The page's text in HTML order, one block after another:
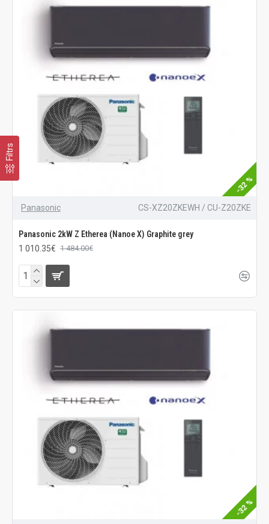
-32 %
Panasonic CS-XZ20ZKEWH / CU-Z20ZKE
Panasonic 2kW Z Etherea (Nanoe X) Graphite grey
1 010.35€ 1 484.00€
-32 %
Filtrs